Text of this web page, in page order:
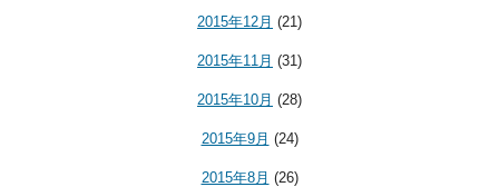
2015年12月 (21)
2015年11月 (31)
2015年10月 (28)
2015年9月 (24)
2015年8月 (26)